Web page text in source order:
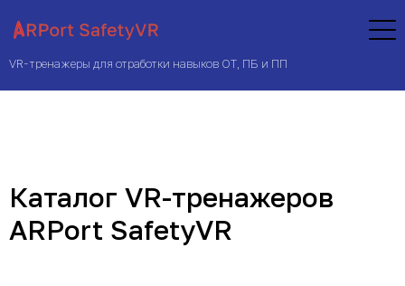
VR-тренажеры для отработки навыков ОТ, ПБ и ПП
Каталог VR-тренажеров
ARPort SafetyVR